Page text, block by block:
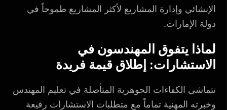
الإنشائي وإدارة المشاريع لأكثر المشاريع طموحاً في
دولة الإمارات.
لماذا يتفوق المهندسون في
الاستشارات: إطلاق قيمة فريدة
تتماشى الكفاءات الجوهرية المتأصلة في تعليم المهندس
وخبرته المهنية تماماً مع متطلبات الاستشارات رفيعة